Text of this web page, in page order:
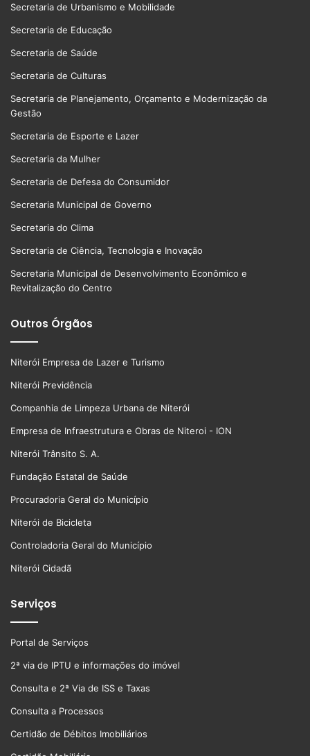
Secretaria de Urbanismo e Mobilidade
Secretaria de Educação
Secretaria de Saúde
Secretaria de Culturas
Secretaria de Planejamento, Orçamento e Modernização da
Gestão
Secretaria de Esporte e Lazer
Secretaria da Mulher
Secretaria de Defesa do Consumidor
Secretaria Municipal de Governo
Secretaria do Clima
Secretaria de Ciência, Tecnologia e Inovação
Secretaria Municipal de Desenvolvimento Econômico e
Revitalização do Centro
Outros Órgãos
Niterói Empresa de Lazer e Turismo
Niterói Previdência
Companhia de Limpeza Urbana de Niterói
Empresa de Infraestrutura e Obras de Niteroi - ION
Niterói Trânsito S. A.
Fundação Estatal de Saúde
Procuradoria Geral do Município
Niterói de Bicicleta
Controladoria Geral do Município
Niterói Cidadã
Serviços
Portal de Serviços
2ª via de IPTU e informações do imóvel
Consulta e 2ª Via de ISS e Taxas
Consulta a Processos
Certidão de Débitos Imobiliários